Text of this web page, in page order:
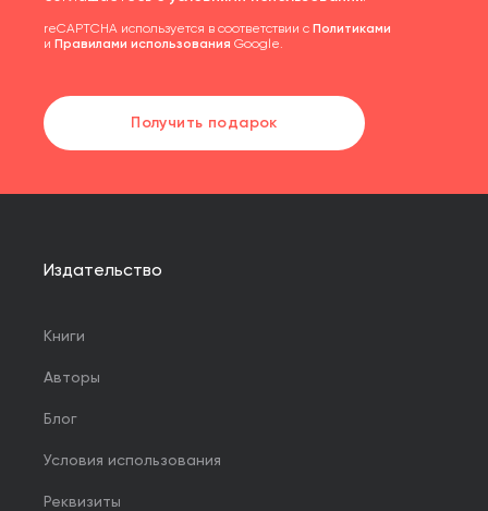
reCAPTCHA используется в соответствии с Политиками
и Правилами использования Google.
Получить подарок
Издательство
Книги
Авторы
Блог
Условия использования
Реквизиты